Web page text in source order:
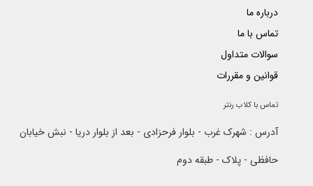
درباره ما
تماس با ما
سوالات متداول
قوانین و مقررات
تماس با کلاب رنتر
آدرس : شهرک غرب - بلوار فرحزادی - بعد از بلوار دریا - نبش خیابان
حافظی - پلاک - طبقه دوم